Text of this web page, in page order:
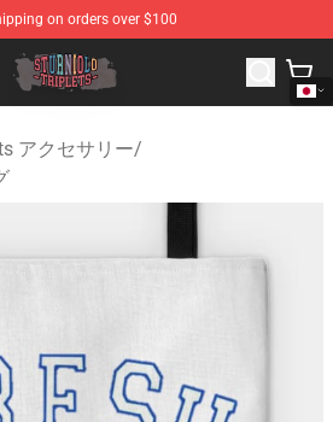
on orders over $100
- Official Sturniolo Triplets
アクセサリー/